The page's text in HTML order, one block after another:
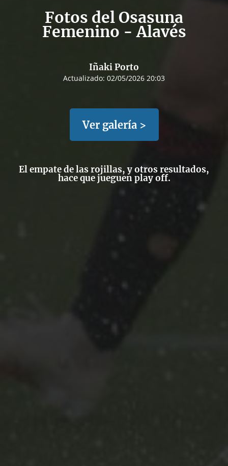
Fotos del Osasuna
Femenino - Alavés
Iñaki Porto
Actualizado: 02/05/2026 20:03
Ver galería >
El empate de las rojillas, y otros resultados,
hace que jueguen play off.